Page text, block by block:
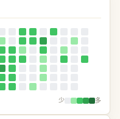
少 多